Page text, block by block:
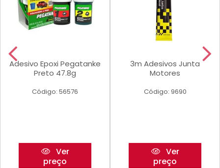
Adesivo Epoxi Pegatanke
Preto 47.8g
Código: 56576
Ver
preço
3m Adesivos Junta
Motores
Código: 9690
Ver
preço